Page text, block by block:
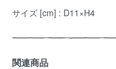
サイズ [cm] : D11×H4
関連商品